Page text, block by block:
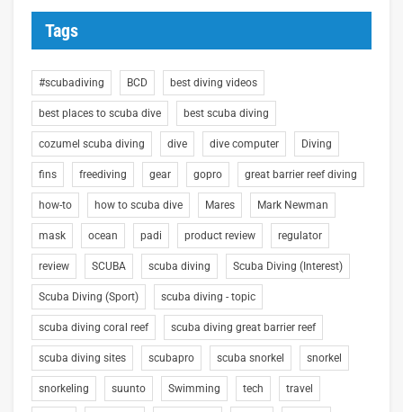
Tags
#scubadiving BCD best diving videos
best places to scuba dive best scuba diving
cozumel scuba diving dive dive computer Diving
fins freediving gear gopro great barrier reef diving
how-to how to scuba dive Mares Mark Newman
mask ocean padi product review regulator
review SCUBA scuba diving Scuba Diving (Interest)
Scuba Diving (Sport) scuba diving - topic
scuba diving coral reef scuba diving great barrier reef
scuba diving sites scubapro scuba snorkel snorkel
snorkeling suunto Swimming tech travel